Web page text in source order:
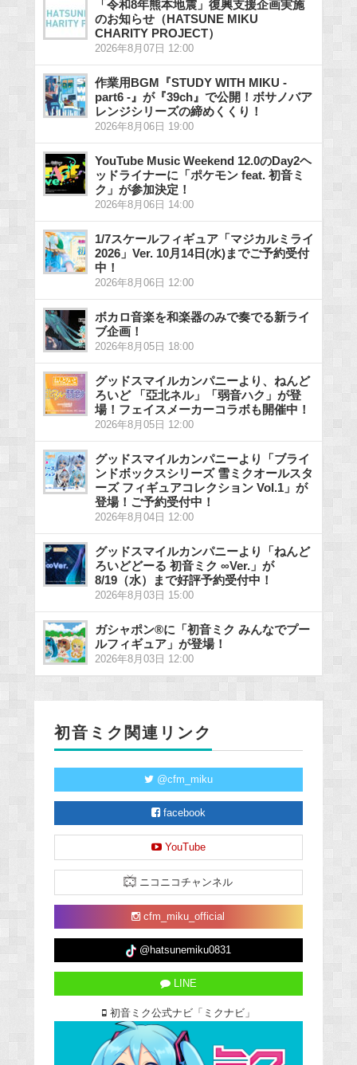
「令和8年熊本地震」復興支援企画実施
のお知らせ（HATSUNE MIKU
CHARITY PROJECT）
2026年8月07日 12:00
作業用BGM『STUDY WITH MIKU -
part6 -』が『39ch』で公開！ボサノバア
レンジシリーズの締めくくり！
2026年8月06日 19:00
YouTube Music Weekend 12.0のDay2ヘ
ッドライナーに「ポケモン feat. 初音ミ
ク」が参加決定！
2026年8月06日 14:00
1/7スケールフィギュア「マジカルミライ
2026」Ver. 10月14日(水)までご予約受付
中！
2026年8月06日 12:00
ボカロ音楽を和楽器のみで奏でる新ライ
ブ企画！
2026年8月05日 18:00
グッドスマイルカンパニーより、ねんど
ろいど 「亞北ネル」「弱音ハク」が登
場！フェイスメーカーコラボも開催中！
2026年8月05日 12:00
グッドスマイルカンパニーより「ブライ
ンドボックスシリーズ 雪ミクオールスタ
ーズ フィギュアコレクション Vol.1」が
登場！ご予約受付中！
2026年8月04日 12:00
グッドスマイルカンパニーより「ねんど
ろいどどーる 初音ミク ∞Ver.」が
8/19（水）まで好評予約受付中！
2026年8月03日 15:00
ガシャポン®に「初音ミク みんなでプー
ルフィギュア」が登場！
2026年8月03日 12:00
初音ミク関連リンク
@cfm_miku
facebook
YouTube
ニコニコチャンネル
cfm_miku_official
@hatsunemiku0831
LINE
初音ミク公式ナビ「ミクナビ」